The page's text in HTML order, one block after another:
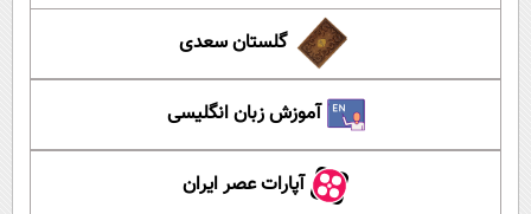
گلستان سعدی
آموزش زبان انگلیسی
آپارات عصر ایران